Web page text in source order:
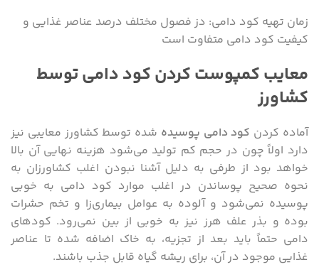
زمان تهیه کود دامی: دز فصول مختلف درصد عناصر غذایی و
کیفیت کود دامی متفاوت است
معایب کمپوست کردن کود دامی توسط
کشاورز
آماده کردن کود دامی پوسیده شده توسط کشاورز معایبی نیز
دارد اولاً چون در حجم کم تولید می‌شود هزینه نهایی آن بالا
خواهد بود از طرفی به دلیل آشنا نبودن اغلب کشاورزان به
نحوه صحیح پوساندن در اغلب موارد کود دامی به خوبی
پوسیده نمی‌شود و آلوده به عوامل بیماری‌زا و تخم حشرات
بوده و بذر علف هرز نیز به خوبی از بین نمی‌رود. کودهای
دامی حتماً باید بعد از تجزیه، به خاک اضافه شده تا عناصر
غذایی موجود در آن، برای ریشه گیاه قابل جذب باشند.